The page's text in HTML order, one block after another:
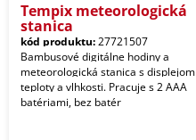
Tempix meteorologická
stanica
kód produktu:27721507
Bambusové digitálne hodiny a
meteorologická stanica s displejom
teploty a vlhkosti. Pracuje s 2 AAA
batériami, bez batér